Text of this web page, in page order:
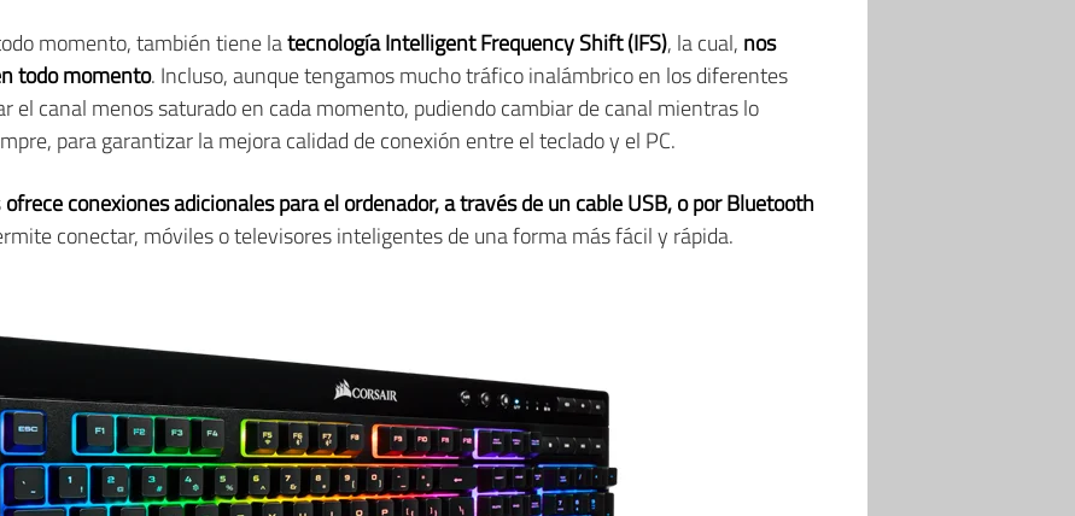
momento, también tiene latecnología Intelligent Frequency Shift (IFS), la cual, nos
todo momento. Incluso, aunque tengamos mucho tráfico inalámbrico en los diferentes
el canal menos saturado en cada momento, pudiendo cambiar de canal mientras lo
para garantizar la mejora calidad de conexión entre el teclado y el PC.
ofrece conexiones adicionales para el ordenador, a través de un cable USB, o por Bluetooth
conectar, móviles o televisores inteligentes de una forma más fácil y rápida.